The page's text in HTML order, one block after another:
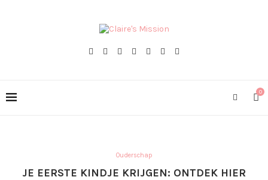
0
Ouderschap
JE EERSTE KINDJE KRIJGEN: ONTDEK HIER